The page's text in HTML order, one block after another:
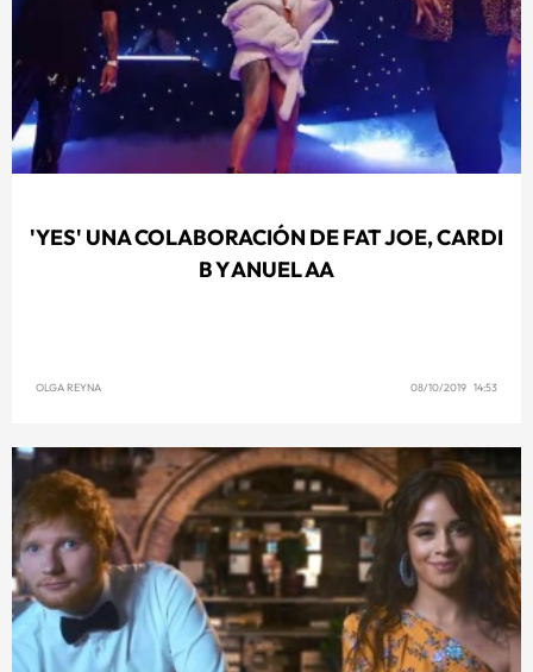
'YES' UNA COLABORACIÓN DE FAT JOE, CARDI
B Y ANUEL AA
OLGA REYNA 08/10/2019 14:53